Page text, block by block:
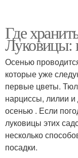
Где
Луковицы:
Осенью
которые уже
первые цветы.
нарциссы, лилии
осенью . Если
луковицы этих
несколько
посадки.